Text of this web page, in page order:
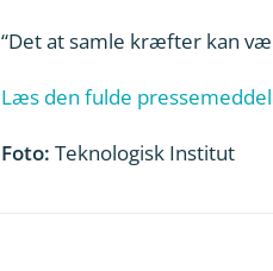
“Det at samle kræfter kan
Læs den fulde
Foto: Teknologisk Institut